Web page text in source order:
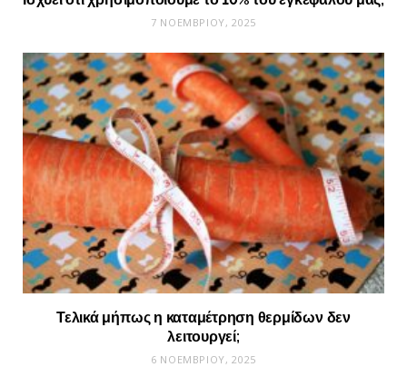
7 ΝΟΕΜΒΡΊΟΥ, 2025
Τελικά μήπως η καταμέτρηση θερμίδων δεν
λειτουργεί;
6 ΝΟΕΜΒΡΊΟΥ, 2025